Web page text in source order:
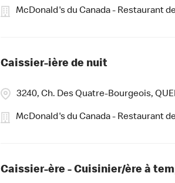
McDonald's du Canada - Restaurant
Caissier-ière de nuit
3240, Ch. Des Quatre-Bourgeois,
McDonald's du Canada - Restaurant
Caissier-ère - Cuisinier/ère à